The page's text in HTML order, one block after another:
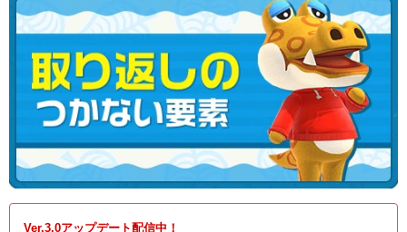
Ver.3.0アップデート配信中！